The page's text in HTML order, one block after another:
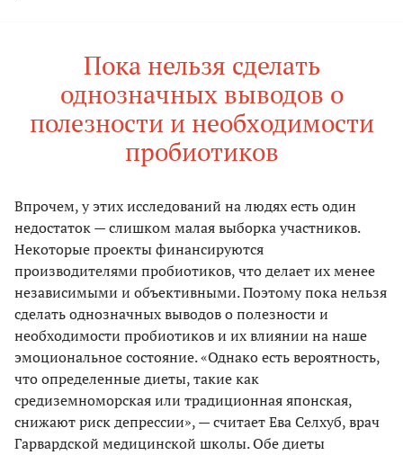
Пока нельзя сделать
однозначных выводов о
полезности и необходимости
пробиотиков
Впрочем, у этих исследований на людях есть один
недостаток — слишком малая выборка участников.
Некоторые проекты финансируются
производителями пробиотиков, что делает их менее
независимыми и объективными. Поэтому пока нельзя
сделать однозначных выводов о полезности и
необходимости пробиотиков и их влиянии на наше
эмоциональное состояние. «Однако есть вероятность,
что определенные диеты, такие как
средиземноморская или традиционная японская,
снижают риск депрессии», — считает Ева Селхуб, врач
Гарвардской медицинской школы. Обе диеты